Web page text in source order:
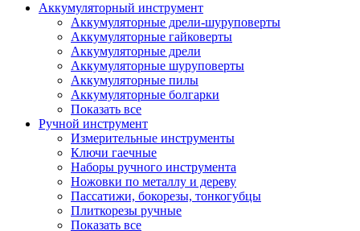
Аккумуляторный инструмент
Аккумуляторные дрели-шуруповерты
Аккумуляторные гайковерты
Аккумуляторные дрели
Аккумуляторные шуруповерты
Аккумуляторные пилы
Аккумуляторные болгарки
Показать все
Ручной инструмент
Измерительные инструменты
Ключи гаечные
Наборы ручного инструмента
Ножовки по металлу и дереву
Пассатижи, бокорезы, тонкогубцы
Плиткорезы ручные
Показать все